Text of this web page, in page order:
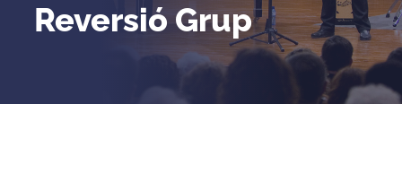
Reversió Grup